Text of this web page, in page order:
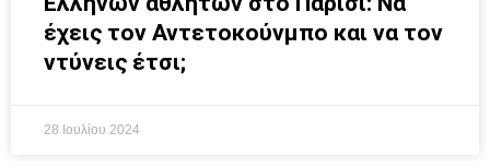
έχεις τον Αντετοκούνμπο και να τον
ντύνεις έτσι;
28 Ιουλίου 2024